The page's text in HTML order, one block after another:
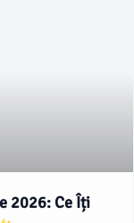
2026: Ce Îți